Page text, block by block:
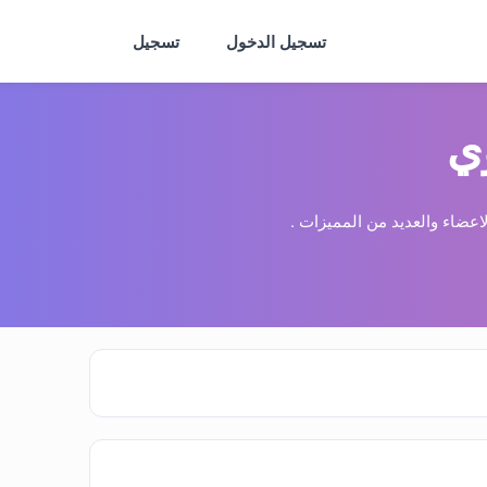
تسجيل الدخول تسجيل
والعديد من المميزات .